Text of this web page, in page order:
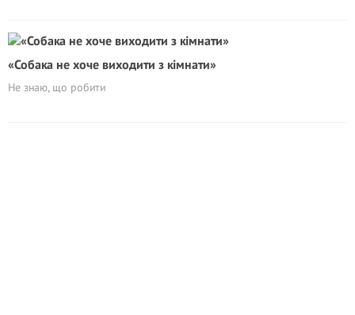
«Собака не хоче виходити з кімнати»
Не знаю, що робити